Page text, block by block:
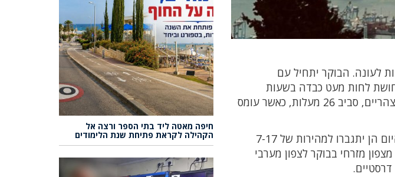
לעונה. הבוקר יתחיל עם
של 75%, מה שיכול לגרום לתחושת לחות מעט כבדה בשעות
הראשונות של היום. במהלך היום, הטמפרטורה תעלה בהדרגה ותגיע לשיאה בצהריים, סביב 26 מעלות, כאשר עומס
הרוחות יהיו קלות יחסית, עם מהירות של כ-5.7 קמ”ש בבוקר, ויתכן כי במהלך היום הן יתגברו למהירות של 7-17
במהלך היום מצפון מזרחי בבוקר לצפון מערבי
חיפה מאטה ליד בתי הספר ורצה אל
הקהילה לקראת פתיחת שנת הלימודים